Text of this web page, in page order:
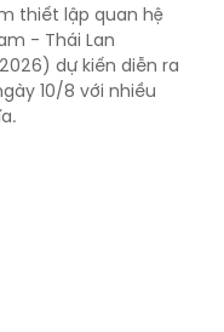
thiết lập quan hệ
- Thái Lan
dự kiến diễn ra
10/8 với nhiều